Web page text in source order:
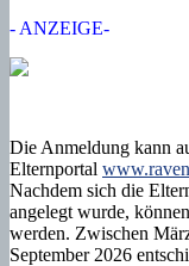
- ANZEIGE-
Die Anmeldung kann
Elternportal
Nachdem sich die
angelegt wurde,
werden. Zwischen
September 2026